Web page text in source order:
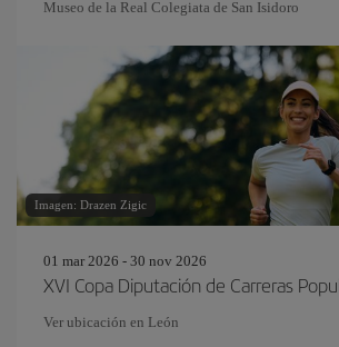
Museo de la Real Colegiata de San Isidoro
Imagen: Drazen Zigic
01 mar 2026 - 30 nov 2026
XVI Copa Diputación de Carreras
Ver ubicación en León